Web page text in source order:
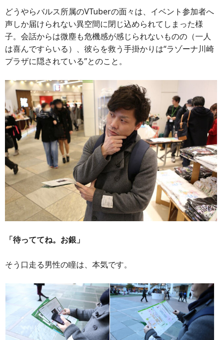
どうやらバルス所属のVTuberの面々は、イベント参加者へ
声しか届けられない異空間に閉じ込められてしまった様
子。会話からは微塵も危機感が感じられないものの（一人
は喜んですらいる）、彼らを救う手掛かりは“ラゾーナ川崎
プラザに隠されている”とのこと。
「待っててね。お銀」
そう口走る男性の瞳は、本気です。